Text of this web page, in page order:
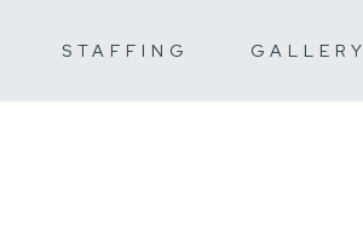
STAFFING GALLERY